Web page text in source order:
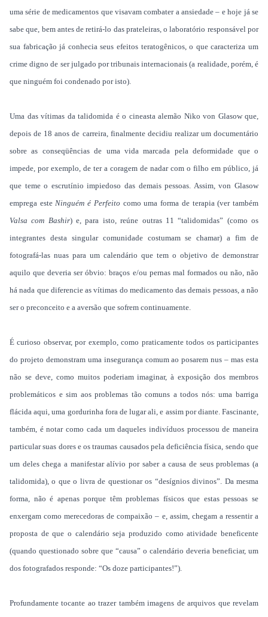
uma série de medicamentos que visavam combater a ansiedade – e hoje já se
sabe que, bem antes de retirá-lo das prateleiras, o laboratório responsável por
sua fabricação já conhecia seus efeitos teratogênicos, o que caracteriza um
crime digno de ser julgado por tribunais internacionais (a realidade, porém, é
que ninguém foi condenado por isto).
Uma das vítimas da talidomida é o cineasta alemão Niko von Glasow que,
depois de 18 anos de carreira, finalmente decidiu realizar um documentário
sobre as conseqüências de uma vida marcada pela deformidade que o
impede, por exemplo, de ter a coragem de nadar com o filho em público, já
que teme o escrutínio impiedoso das demais pessoas. Assim, von Glasow
emprega esteNinguém é Perfeito como uma forma de terapia (ver também
Valsa com Bashir) e, para isto, reúne outras 11 “talidomidas” (como os
integrantes desta singular comunidade costumam se chamar) a fim de
fotografá-las nuas para um calendário que tem o objetivo de demonstrar
aquilo que deveria ser óbvio: braços e/ou pernas mal formados ou não, não
há nada que diferencie as vítimas do medicamento das demais pessoas, a não
ser o preconceito e a aversão que sofrem continuamente.
É curioso observar, por exemplo, como praticamente todos os participantes
do projeto demonstram uma insegurança comum ao posarem nus – mas esta
não se deve, como muitos poderiam imaginar, à exposição dos membros
problemáticos e sim aos problemas tão comuns a todos nós: uma barriga
flácida aqui, uma gordurinha fora de lugar ali, e assim por diante. Fascinante,
também, é notar como cada um daqueles indivíduos processou de maneira
particular suas dores e os traumas causados pela deficiência física, sendo que
um deles chega a manifestar alívio por saber a causa de seus problemas (a
talidomida), o que o livra de questionar os “desígnios divinos”. Da mesma
forma, não é apenas porque têm problemas físicos que estas pessoas se
enxergam como merecedoras de compaixão – e, assim, chegam a ressentir a
proposta de que o calendário seja produzido como atividade beneficente
(quando questionado sobre que “causa” o calendário deveria beneficiar, um
dos fotografados responde: “Os doze participantes!”).
Profundamente tocante ao trazer também imagens de arquivos que revelam